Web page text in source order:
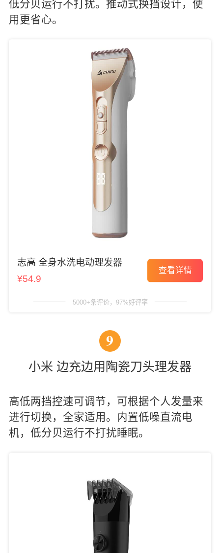
低分贝运行不打扰。推动式换挡设计，使
用更省心。
志高 全身水洗电动理发器
¥54.9
查看详情
5000+条评价，97%好评率
9
小米 边充边用陶瓷刀头理发器
高低两挡控速可调节，可根据个人发量来
进行切换，全家适用。内置低噪直流电
机，低分贝运行不打扰睡眠。